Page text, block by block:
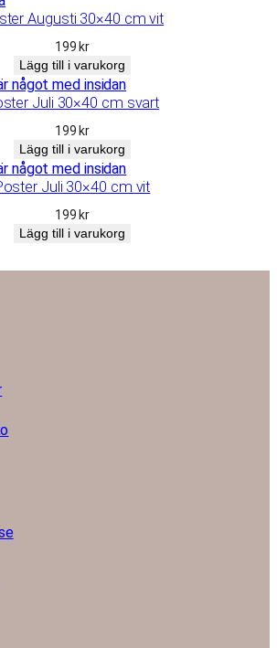
Augusti 30×40 cm vit
199 kr
Lägg till i varukorg
Juli 30×40 cm svart
199 kr
Lägg till i varukorg
Juli 30×40 cm vit
199 kr
Lägg till i varukorg